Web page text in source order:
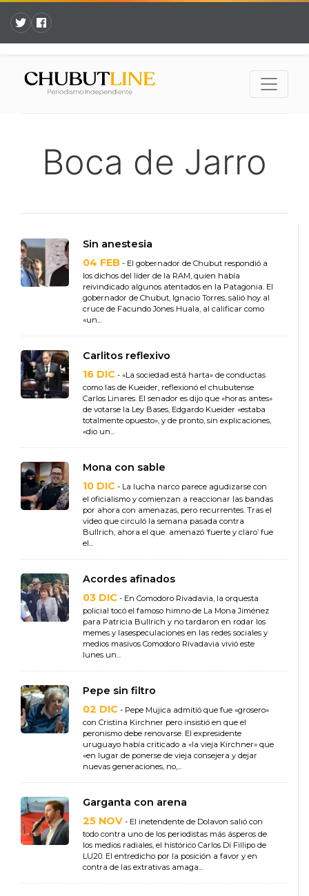
Boca de Jarro
Sin anestesia
04 FEB - El gobernador de Chubut respondió a
los dichos del líder de la RAM, quien había
reivindicado algunos atentados en la Patagonia. El
gobernador de Chubut, Ignacio Torres, salió hoy al
cruce de Facundo Jones Huala, al calificar como
«un...
Carlitos reflexivo
16 DIC - «La sociedad está harta» de conductas
como las de Kueider, reflexionó el chubutense
Carlos Linares. El senador es dijo que «horas antes»
de votarse la Ley Bases, Edgardo Kueider «estaba
totalmente opuesto», y de pronto, sin explicaciones,
«dio un...
Mona con sable
10 DIC - La lucha narco parece agudizarse con
el oficialismo y comienzan a reaccionar las bandas
por ahora con amenazas, pero recurrentes. Tras el
video que circuló la semana pasada contra
Bullrich, ahora el que amenazó ‘fuerte y claro’ fue
el...
Acordes afinados
03 DIC - En Comodoro Rivadavia, la orquesta
policial tocó el famoso himno de La Mona Jiménez
para Patricia Bullrich y no tardaron en rodar los
memes y lasespeculaciones en las redes sociales y
medios masivos Comodoro Rivadavia vivió este
lunes un...
Pepe sin filtro
02 DIC - Pepe Mujica admitió que fue «grosero»
con Cristina Kirchner pero insistió en que el
peronismo debe renovarse. El expresidente
uruguayo había criticado a «la vieja Kirchner» que
«en lugar de ponerse de vieja consejera y dejar
nuevas generaciones, no,...
Garganta con arena
25 NOV - El inetendente de Dolavon salió con
todo contra uno de los periodistas más ásperos de
los medios radiales, el histórico Carlos Di Fillipo de
LU20. El entredicho por la posición a favor y en
contra de las extrativas amaga...